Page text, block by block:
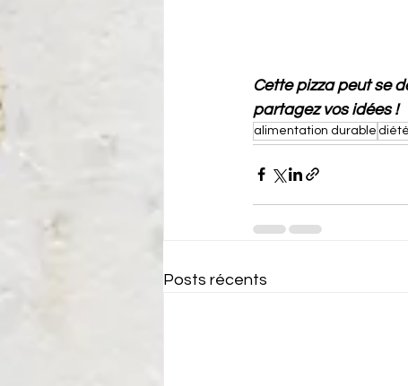
Cette pizza peut se
partagez vos idées !
alimentation durable
Posts récents